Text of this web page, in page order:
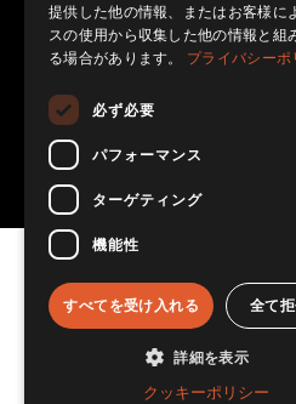
© RSET Japan 2026
"RSET" is a trademark
More
Rset-
Contact Us
info@rset-
提供した他の情報、またはお客様に
スの使用から収集した他の情報と組
る場合があります。 プライバシーポ
必ず必要
パフォーマンス
ターゲティング
機能性
すべてを受け入れる 全て
詳細を表示
クッキーポリシー